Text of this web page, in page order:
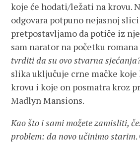
koje će hodati/ležati na krovu.
odgovara potpuno nejasnoj
pretpostavljamo da potiče iz
sam narator na početku romana
tvrditi da su ovo stvarna
slika uključuje crne mačke
krovu i koje on posmatra kroz
Madlyn Mansions.
Kao što i sami možete zamisliti,
problem: da novo učinimo starim